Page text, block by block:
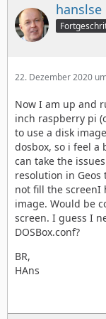
Am Ende ist im
wird. Hat alles
Eure
hanslse
22. Dezember 2020
Now I am up and
inch raspberry pi
to use a disk
dosbox, so i feel a
can take the
resolution in Geos
not fill the screenI
image. Would be
screen. I guess I
DOSBox.conf?
BR,
HAns